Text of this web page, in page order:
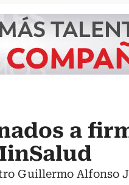
a
Guillermo Alfonso